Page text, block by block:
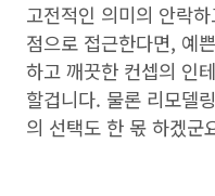
고전적인 의미의 안락
점으로 접근한다면, 예
하고 깨끗한 컨셉의 인
할겁니다. 물론 리모델
의 선택도 한 몫 하겠군